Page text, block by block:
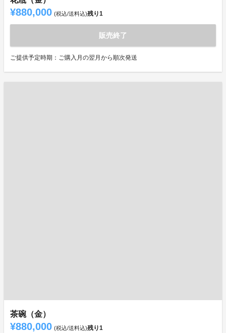
¥880,000 (税込/送料込)残り1
販売終了
ご提供予定時期：ご購入月の翌月から順次発送
茶碗（金）
¥880,000 (税込/送料込)残り1